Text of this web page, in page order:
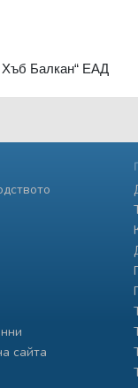
Хъб Балкан“ ЕАД
сайта